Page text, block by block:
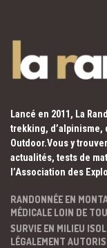
Lancé en 2011, La
trekking,
Outdoor.Vous y
actualités, tests de
l’Association des
RANDONNÉE EN
MÉDICALE LOIN DE
SURVIE EN MILIEU
LÉGALEMENT